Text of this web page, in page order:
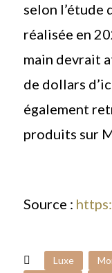
selon l’étude
réalisée en
main devrait
de dollars
également
produits sur
Source :
Luxe